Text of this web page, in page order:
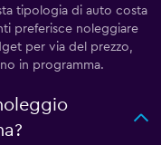
tipologia di auto costa
preferisce noleggiare
per via del prezzo,
in programma.